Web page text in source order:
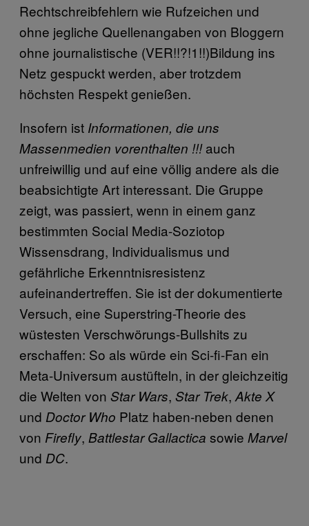
Rechtschreibfehlern wie Rufzeichen und
ohne jegliche Quellenangaben von Bloggern
ohne journalistische (VER!!?!1!!)Bildung ins
Netz gespuckt werden, aber trotzdem
höchsten Respekt genießen.
Insofern ist Informationen, die uns
Massenmedien vorenthalten !!!auch
unfreiwillig und auf eine völlig andere als die
beabsichtigte Art interessant. Die Gruppe
zeigt, was passiert, wenn in einem ganz
bestimmten Social Media-Soziotop
Wissensdrang, Individualismus und
gefährliche Erkenntnisresistenz
aufeinandertreffen. Sie ist der dokumentierte
Versuch, eine Superstring-Theorie des
wüstesten Verschwörungs-Bullshits zu
erschaffen: So als würde ein Sci-fi-Fan ein
Meta-Universum austüfteln, in der gleichzeitig
die Welten von Star Wars, Star Trek, Akte X
und Doctor Who Platz haben-neben denen
von Firefly, Battlestar Gallactica sowie Marvel
und DC.